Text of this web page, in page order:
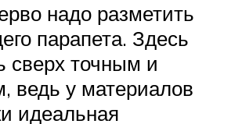
надо разметить
парапета. Здесь
сверх точным и
ведь у материалов
идеальная